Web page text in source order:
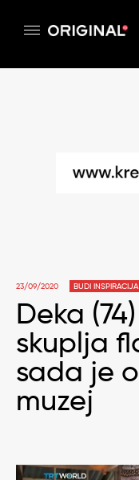
23/09/2020 BUDI INSPIRACIJA
Deka
skuplja
sada je
muzej